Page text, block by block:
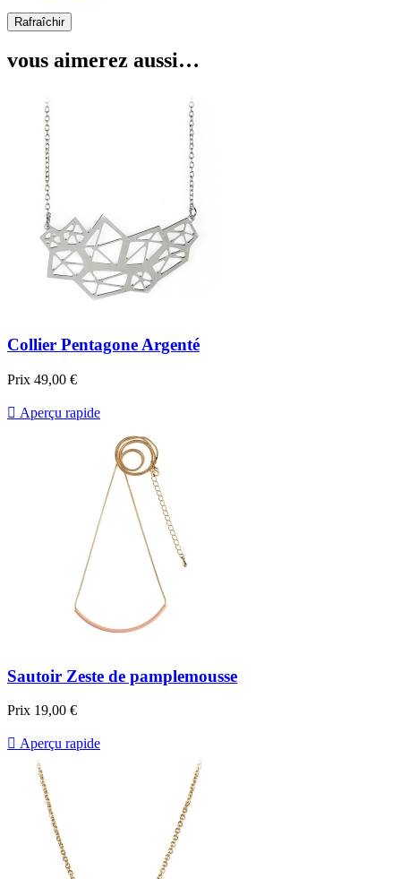
vous aimerez aussi…
Collier Pentagone Argenté
Prix 49,00 €
 Aperçu rapide
Sautoir Zeste de pamplemousse
Prix 19,00 €
 Aperçu rapide